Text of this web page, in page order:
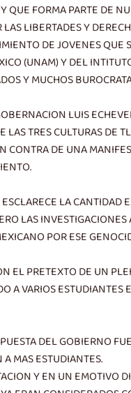
FORMA PARTE DE
LIBERTADES Y
DE JOVENES QUE
(UNAM) Y DEL
Y MUCHOS
LUIS
TRES CULTURAS DE
CONTRA DE UNA
LA CANTIDAD
LAS
POR ESE
EL PRETEXTO DE UN
A VARIOS ESTUDIANTES
DEL GOBIERNO
MAS ESTUDIANTES.
Y EN UN EMOTIVO